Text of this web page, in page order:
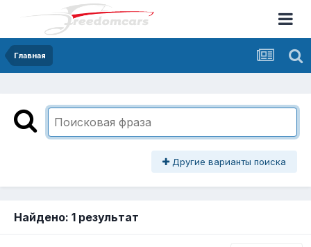
Главная
Другие варианты поиска
Найдено: 1 результат